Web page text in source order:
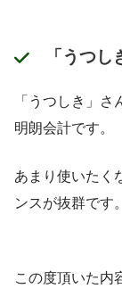
「うつ
「うつしき」
明朗会計です。
あまり使いたく
ンスが抜群です。
この度頂いた内